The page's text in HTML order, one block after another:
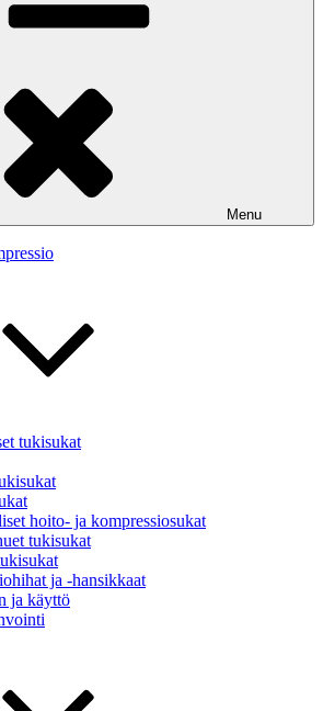
Menu
tukisukat
hoito- ja kompressiosukat
tukisukat
ja -hansikkaat
ja käyttö